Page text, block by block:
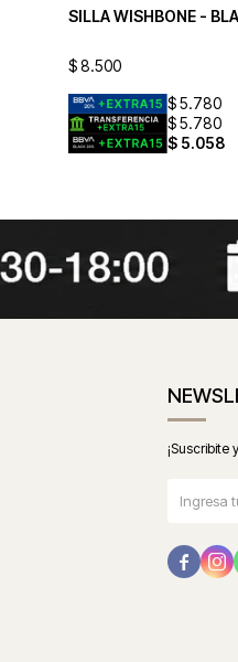
SILLA WISHBONE -
$8.500
$5.780
$5.780
$ 5.058
 